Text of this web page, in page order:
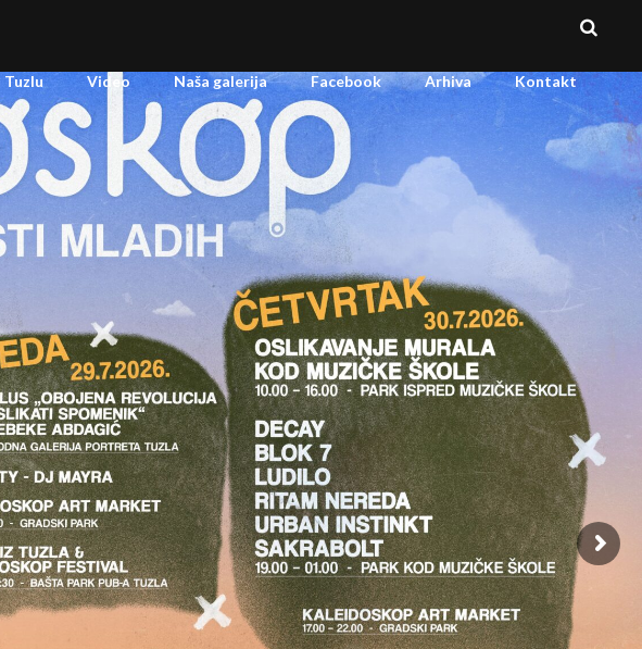
Video Naša galerija Facebook Arhiva Kontakt
MLADIH